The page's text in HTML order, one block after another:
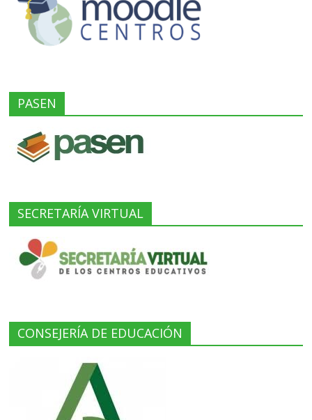
PASEN
SECRETARÍA VIRTUAL
CONSEJERÍA DE EDUCACIÓN